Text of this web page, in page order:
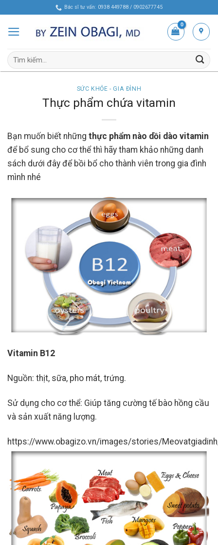
content
Bác sĩ tư vấn: 0938 449788 / 0902677745
Tìm
kiếm:
SỨC KHỎE - GIA ĐÌNH
Thực phẩm chứa vitamin
Bạn muốn biết những thực phẩm nào dồi dào vitamin
để bổ sung cho cơ thể thì hãy tham khảo những danh
sách dưới đây để bồi bổ cho thành viên trong gia đình
mình nhé
Vitamin B12
Nguồn: thịt, sữa, pho mát, trứng.
Sử dụng cho cơ thể: Giúp tăng cường tế bào hồng cầu
và sản xuất năng lượng.
https://www.obagizo.vn/images/stories/